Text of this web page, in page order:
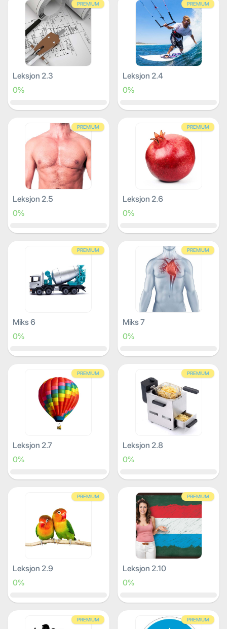
PREMIUM
Leksjon 2.3
0%
PREMIUM
Leksjon 2.4
0%
PREMIUM
Leksjon 2.5
0%
PREMIUM
Leksjon 2.6
0%
PREMIUM
Miks 6
0%
PREMIUM
Miks 7
0%
PREMIUM
Leksjon 2.7
0%
PREMIUM
Leksjon 2.8
0%
PREMIUM
Leksjon 2.9
0%
PREMIUM
Leksjon 2.10
0%
PREMIUM PREMIUM